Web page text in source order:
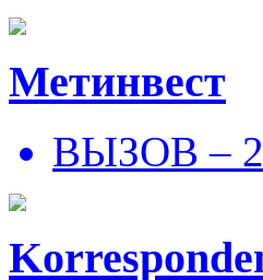
Метинвест
ВЫЗОВ –